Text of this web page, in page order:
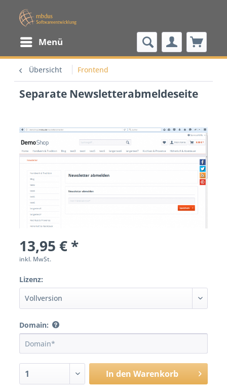
Menü
Übersicht Frontend
Separate Newsletterabmeldeseite
13,95 € *
inkl. MwSt.
Lizenz:
Domain:
In den Warenkorb